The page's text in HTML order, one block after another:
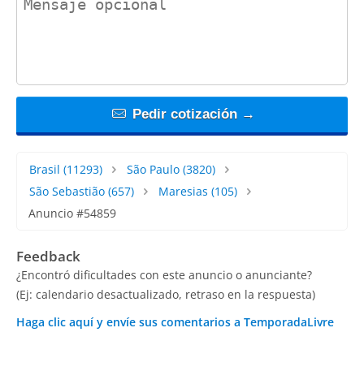
Pedir cotización →
Brasil (11293) São Paulo(3820)
São Sebastião (657) Maresias (105)
Anuncio #54859
Feedback
¿Encontró dificultades con este anuncio o anunciante?
(Ej: calendario desactualizado, retraso en la respuesta)
Haga clic aquí y envíe sus comentarios a TemporadaLivre